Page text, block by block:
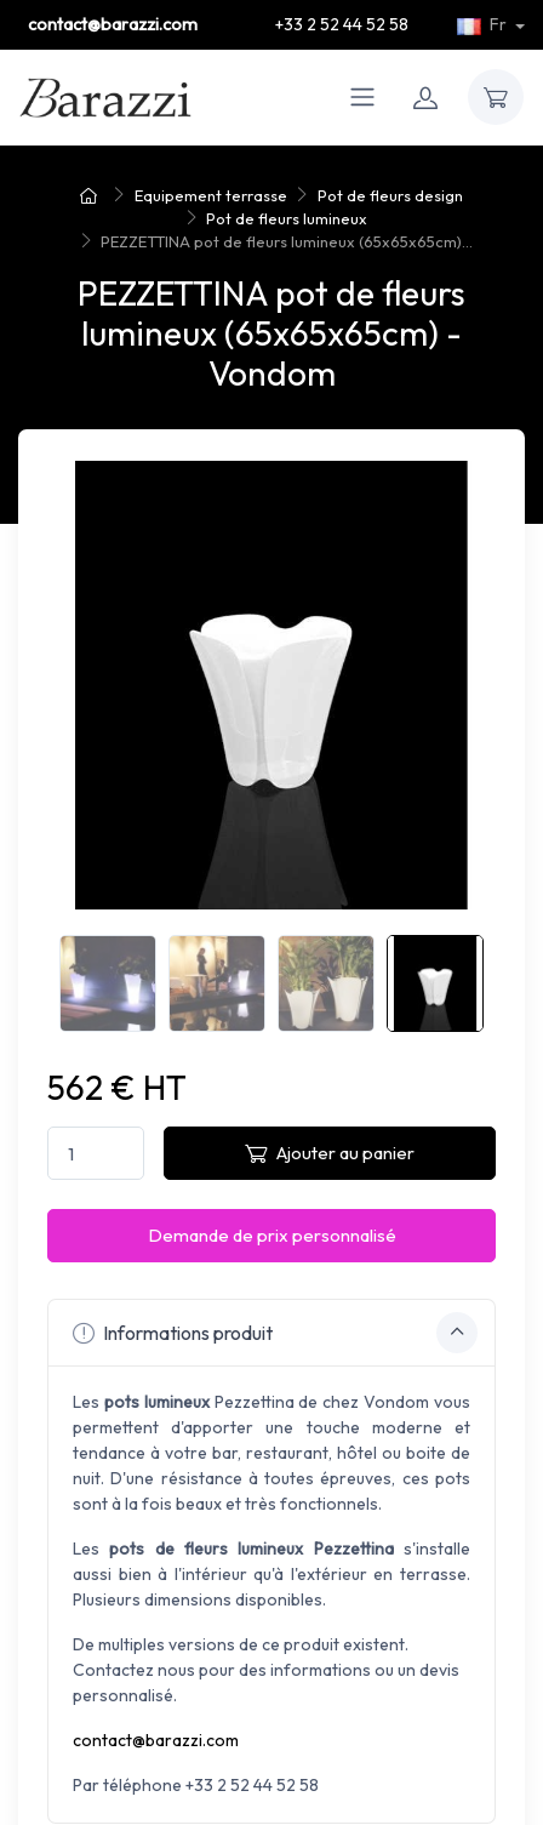
contact@barazzi.com +33 2 52 44 52 58 Fr
Equipement terrasse
Pot de fleurs design
Pot de fleurs lumineux
PEZZETTINA pot de fleurs lumineux (65x65x65cm)...
PEZZETTINA pot de fleurs
lumineux (65x65x65cm) -
Vondom
562 € HT
Ajouter au panier
Demande de prix personnalisé
Informations produit
Les pots lumineuxPezzettina de chez Vondom vous
permettent d'apporter une touche moderne et
tendance à votre bar, restaurant, hôtel ou boite de
nuit. D'une résistance à toutes épreuves, ces pots
sont à la fois beaux et très fonctionnels.
Lespots de fleurs lumineux Pezzettinas'installe
aussi bien à l'intérieur qu'à l'extérieur en terrasse.
Plusieurs dimensions disponibles.
De multiples versions de ce produit existent.
Contactez nous pour des informations ou un devis
personnalisé.
contact@barazzi.com
Par téléphone +33 2 52 44 52 58